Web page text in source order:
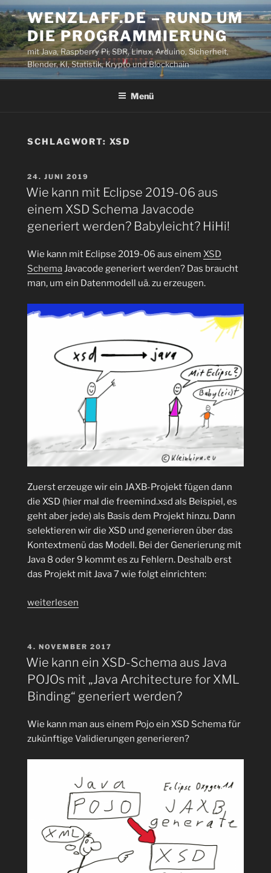
Zum
Inhalt
springen
WENZLAFF.DE – RUND UM
DIE PROGRAMMIERUNG
mit Java, Raspberry Pi, SDR, Linux, Arduino, Sicherheit,
Blender, KI, Statistik, Krypto und Blockchain
Menü
SCHLAGWORT: XSD
VERÖFFENTLICHT
AM
24. JUNI 2019
Wie kann mit Eclipse 2019-06 aus
einem XSD Schema Javacode
generiert werden? Babyleicht? HiHi!
Wie kann mit Eclipse 2019-06 aus einem XSD
SchemaJavacode generiert werden? Das braucht
man, um ein Datenmodell uä. zu erzeugen.
Zuerst erzeuge wir ein JAXB-Projekt fügen dann
die XSD (hier mal die freemind.xsd als Beispiel, es
geht aber jede) als Basis dem Projekt hinzu. Dann
selektieren wir die XSD und generieren über das
Kontextmenü das Modell. Bei der Generierung mit
Java 8 oder 9 kommt es zu Fehlern. Deshalb erst
das Projekt mit Java 7 wie folgt einrichten:
„Wie
Eclipse
2019-
06
aus
einem
XSD
Schema
Javacode
generiert
Babyleicht?
weiterlesen
VERÖFFENTLICHT
AM
4. NOVEMBER 2017
Wie kann ein XSD-Schema aus Java
POJOs mit „Java Architecture for XML
Binding“ generiert werden?
Wie kann man aus einem Pojo ein XSD Schema für
zukünftige Validierungen generieren?